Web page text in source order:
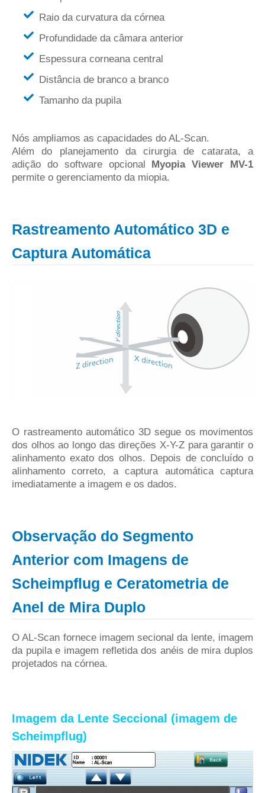
Raio da curvatura da córnea
Profundidade da câmara anterior
Espessura corneana central
Distância de branco a branco
Tamanho da pupila
Nós ampliamos as capacidades do AL-Scan.
Além do planejamento da cirurgia de catarata, a
adição do software opcional Myopia Viewer MV-1
permite o gerenciamento da miopia.
Rastreamento Automático 3D e
Captura Automática
O rastreamento automático 3D segue os movimentos
dos olhos ao longo das direções X-Y-Z para garantir o
alinhamento exato dos olhos. Depois de concluído o
alinhamento correto, a captura automática captura
imediatamente a imagem e os dados.
Observação do Segmento
Anterior com Imagens de
Scheimpflug e Ceratometria de
Anel de Mira Duplo
O AL-Scan fornece imagem secional da lente, imagem
da pupila e imagem refletida dos anéis de mira duplos
projetados na córnea.
Imagem da Lente Seccional (imagem de
Scheimpflug)